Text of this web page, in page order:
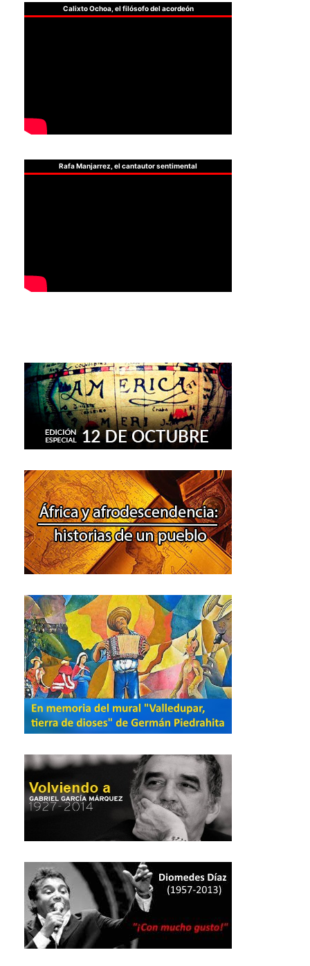
Calixto Ochoa, el filósofo del acordeón
Rafa Manjarrez, el cantautor sentimental